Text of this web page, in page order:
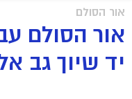
אור הסולם
אור הסולם
יד שיוך גב